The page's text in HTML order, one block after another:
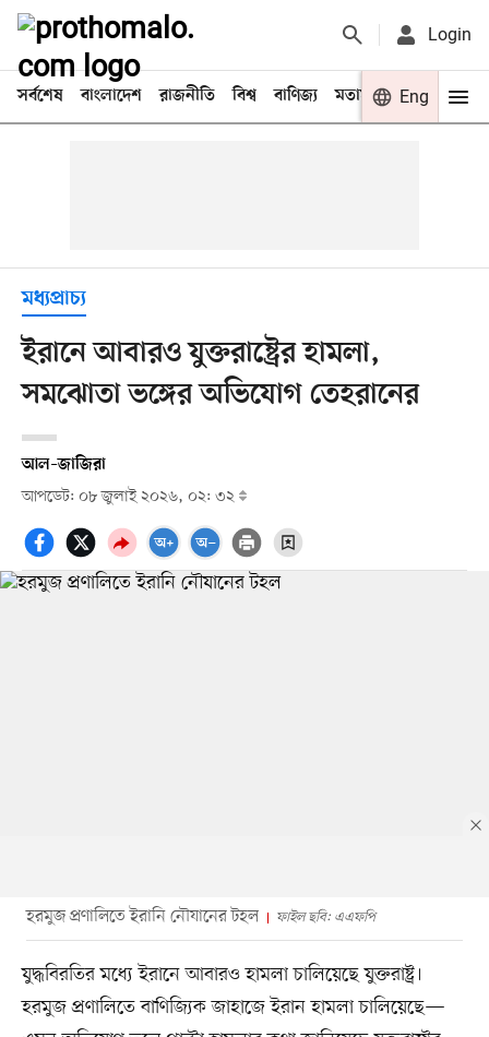
Login
সর্বশেষ বাংলাদেশ রাজনীতি বিশ্ব বাণিজ্য মতামত খেলা
Eng
মধ্যপ্রাচ্য
ইরানে আবারও যুক্তরাষ্ট্রের হামলা,
সমঝোতা ভঙ্গের অভিযোগ তেহরানের
আল–জাজিরা
আপডেট: ০৮ জুলাই ২০২৬, ০২: ৩২
হরমুজ প্রণালিতে ইরানি নৌযানের টহল ফাইল ছবি: এএফপি
যুদ্ধবিরতির মধ্যে ইরানে আবারও হামলা চালিয়েছে যুক্তরাষ্ট্র।
হরমুজ প্রণালিতে বাণিজ্যিক জাহাজে ইরান হামলা চালিয়েছে—